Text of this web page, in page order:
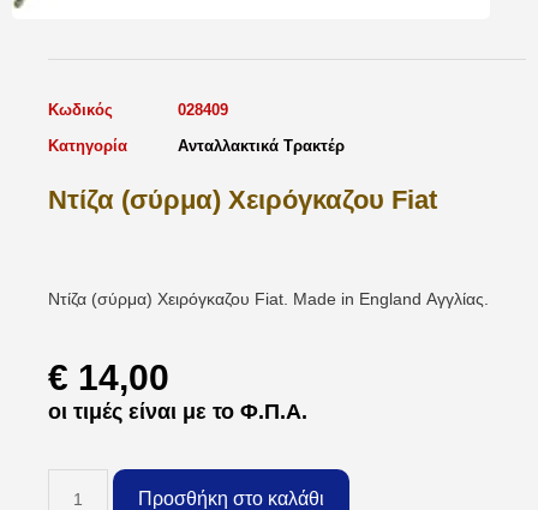
Κωδικός
028409
Κατηγορία
Ανταλλακτικά Τρακτέρ
Ντίζα (σύρμα) Χειρόγκαζου Fiat
Ντίζα (σύρμα) Χειρόγκαζου Fiat. Made in England Αγγλίας.
€ 14,00
οι τιμές είναι με το Φ.Π.Α.
Προσθήκη στο καλάθι